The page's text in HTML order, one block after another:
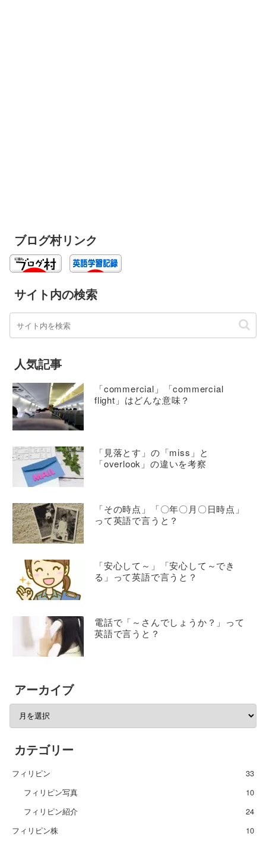
ブログ村リンク
サイト内の検索
人気記事
「commercial」「commercial
flight」はどんな意味？
「見落とす」の「miss」と
「overlook」の違いを考察
「その時点」「〇年〇月〇日時点」
って英語で言うと？
「安心して～」「安心して～でき
る」って英語で言うと？
電話で「～さんでしょうか？」って
英語で言うと？
アーカイブ
カテゴリー
フィリピン
33
フィリピン写真
10
フィリピン紹介
24
フィリピン株
10